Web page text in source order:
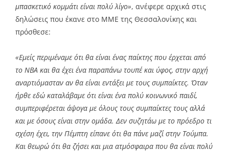
μπασκετικό κομμάτι είναι πολύ λίγο», ανέφερε αρχικά στις
δηλώσεις που έκανε στο ΜΜΕ της Θεσσαλονίκης και
πρόσθεσε:
«Εμείς περιμέναμε ότι θα είναι ένας παίκτης που έρχεται από
το NBA και θα έχει ένα παραπάνω τουπέ και ύφος, στην αρχή
αναρτιόμασταν αν θα είναι εντάξει με τους συμπαίκτες. Όταν
ήρθε εδώ καταλάβαμε ότι είναι ένα πολύ κοινωνικό παιδί,
συμπεριφέρεται άψογα με όλους τους συμπαίκτες τους αλλά
και με όσους είναι στην ομάδα. Δεν συζητάω με το πρόεδρο τι
σχέση έχει, την Πέμπτη είπανε ότι θα πάνε μαζί στην Τούμπα.
Και θεωρώ ότι θα ζήσει και μια ατμόσφαιρα που θα είναι πολύ